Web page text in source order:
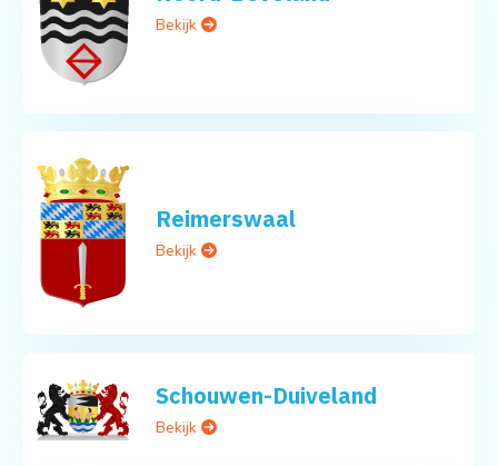
Bekijk
Reimerswaal
Bekijk
Schouwen-Duiveland
Bekijk